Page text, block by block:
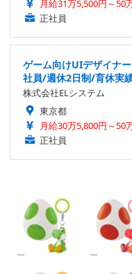
月給31万5,500円～50
正社員
ゲーム向けUIデザイナ
社員/週休2日制/育休実
株式会社ELシステム
東京都
月給30万5,800円～50
正社員